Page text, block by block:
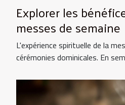
Explorer les
messes de semaine
L'expérience spirituelle de la
cérémonies dominicales. En